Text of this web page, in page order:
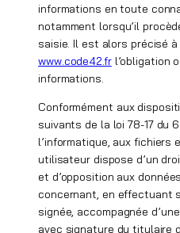
informations en toute
notamment lorsqu’il
saisie. Il est alors précisé
www.code42.frl’obligation
informations.
Conformément aux
suivants de la loi 78-17 du
l’informatique, aux fichiers
utilisateur dispose d’un
et d’opposition aux
concernant, en effectuant
signée, accompagnée
avec signature du titulaire